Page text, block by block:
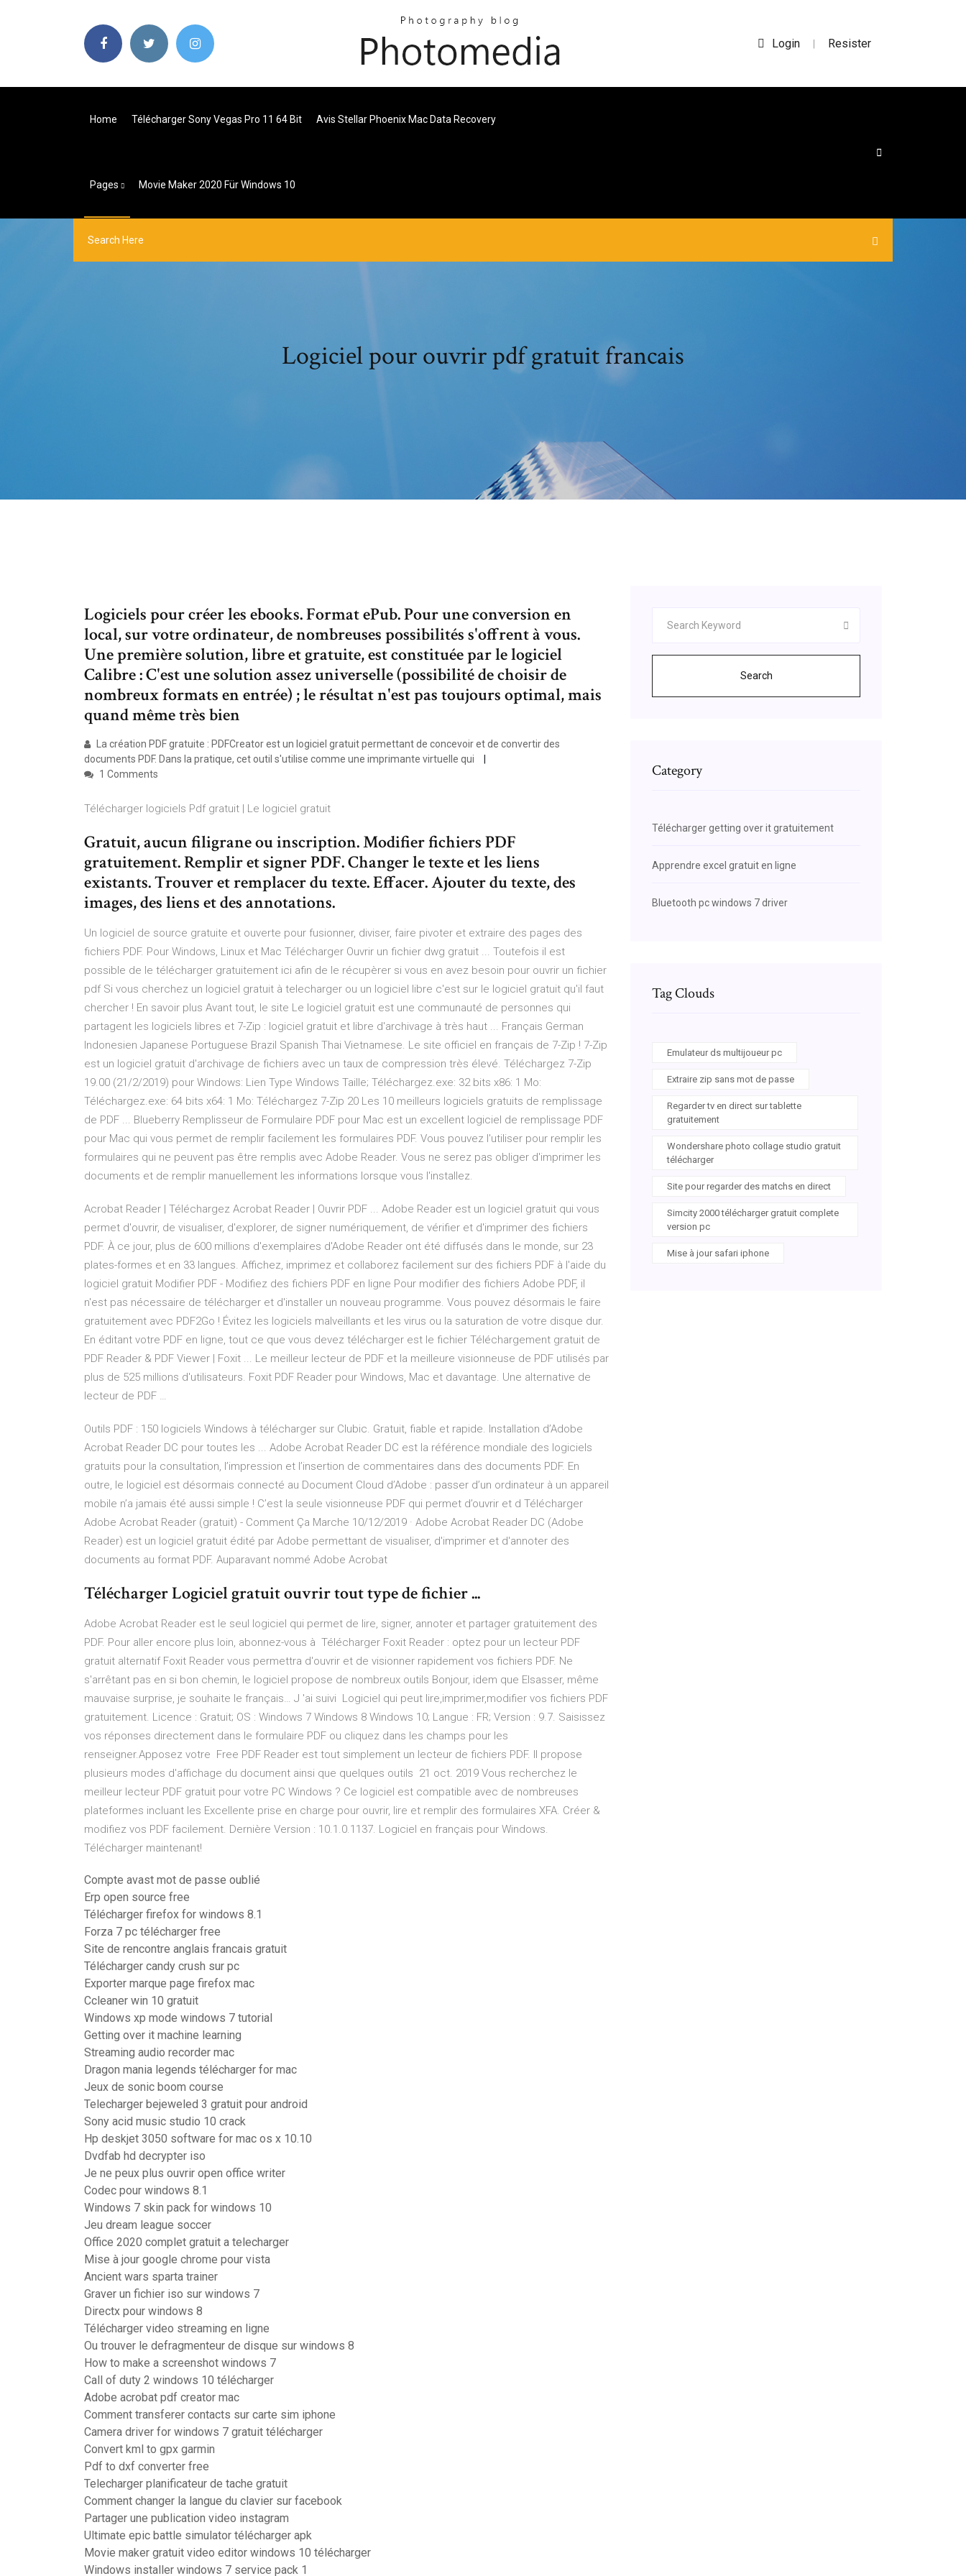
Login | Resister
Home Télécharger Sony Vegas Pro 11 64 Bit Avis Stellar Phoenix Mac Data Recovery
Pages Movie Maker 2020 Für Windows 10
Logiciel pour ouvrir pdf gratuit francais
Logiciels pour créer les ebooks. Format ePub. Pour une conversion en
local, sur votre ordinateur, de nombreuses possibilités s'offrent à vous.
Une première solution, libre et gratuite, est constituée par le logiciel
Calibre : C'est une solution assez universelle (possibilité de choisir de
nombreux formats en entrée) ; le résultat n'est pas toujours optimal, mais
quand même très bien
La création PDF gratuite : PDFCreator est un logiciel gratuit permettant de concevoir et de convertir des
documents PDF. Dans la pratique, cet outil s'utilise comme une imprimante virtuelle qui
1 Comments
Télécharger logiciels Pdf gratuit | Le logiciel gratuit
Gratuit, aucun filigrane ou inscription. Modifier fichiers PDF
gratuitement. Remplir et signer PDF. Changer le texte et les liens
existants. Trouver et remplacer du texte. Effacer. Ajouter du texte, des
images, des liens et des annotations.
Un logiciel de source gratuite et ouverte pour fusionner, diviser, faire pivoter et extraire des pages des
fichiers PDF. Pour Windows, Linux et Mac Télécharger Ouvrir un fichier dwg gratuit ... Toutefois il est
possible de le télécharger gratuitement ici afin de le récupèrer si vous en avez besoin pour ouvrir un fichier
pdf Si vous cherchez un logiciel gratuit à telecharger ou un logiciel libre c'est sur le logiciel gratuit qu'il faut
chercher ! En savoir plus Avant tout, le site Le logiciel gratuit est une communauté de personnes qui
partagent les logiciels libres et 7-Zip : logiciel gratuit et libre d'archivage à très haut ... Français German
Indonesien Japanese Portuguese Brazil Spanish Thai Vietnamese. Le site officiel en français de 7-Zip ! 7-Zip
est un logiciel gratuit d'archivage de fichiers avec un taux de compression très élevé. Téléchargez 7-Zip
19.00 (21/2/2019) pour Windows: Lien Type Windows Taille; Téléchargez.exe: 32 bits x86: 1 Mo:
Téléchargez.exe: 64 bits x64: 1 Mo: Téléchargez 7-Zip 20 Les 10 meilleurs logiciels gratuits de remplissage
de PDF ... Blueberry Remplisseur de Formulaire PDF pour Mac est un excellent logiciel de remplissage PDF
pour Mac qui vous permet de remplir facilement les formulaires PDF. Vous pouvez l'utiliser pour remplir les
formulaires qui ne peuvent pas être remplis avec Adobe Reader. Vous ne serez pas obliger d'imprimer les
documents et de remplir manuellement les informations lorsque vous l'installez.
Acrobat Reader | Téléchargez Acrobat Reader | Ouvrir PDF ... Adobe Reader est un logiciel gratuit qui vous
permet d'ouvrir, de visualiser, d'explorer, de signer numériquement, de vérifier et d'imprimer des fichiers
PDF. À ce jour, plus de 600 millions d'exemplaires d'Adobe Reader ont été diffusés dans le monde, sur 23
plates-formes et en 33 langues. Affichez, imprimez et collaborez facilement sur des fichiers PDF à l'aide du
logiciel gratuit Modifier PDF - Modifiez des fichiers PDF en ligne Pour modifier des fichiers Adobe PDF, il
n'est pas nécessaire de télécharger et d'installer un nouveau programme. Vous pouvez désormais le faire
gratuitement avec PDF2Go ! Évitez les logiciels malveillants et les virus ou la saturation de votre disque dur.
En éditant votre PDF en ligne, tout ce que vous devez télécharger est le fichier Téléchargement gratuit de
PDF Reader & PDF Viewer | Foxit ... Le meilleur lecteur de PDF et la meilleure visionneuse de PDF utilisés par
plus de 525 millions d'utilisateurs. Foxit PDF Reader pour Windows, Mac et davantage. Une alternative de
lecteur de PDF …
Outils PDF : 150 logiciels Windows à télécharger sur Clubic. Gratuit, fiable et rapide. Installation d’Adobe
Acrobat Reader DC pour toutes les ... Adobe Acrobat Reader DC est la référence mondiale des logiciels
gratuits pour la consultation, l’impression et l’insertion de commentaires dans des documents PDF. En
outre, le logiciel est désormais connecté au Document Cloud d’Adobe : passer d’un ordinateur à un appareil
mobile n’a jamais été aussi simple ! C’est la seule visionneuse PDF qui permet d’ouvrir et d Télécharger
Adobe Acrobat Reader (gratuit) - Comment Ça Marche 10/12/2019 · Adobe Acrobat Reader DC (Adobe
Reader) est un logiciel gratuit édité par Adobe permettant de visualiser, d'imprimer et d'annoter des
documents au format PDF. Auparavant nommé Adobe Acrobat
Télécharger Logiciel gratuit ouvrir tout type de fichier ...
Adobe Acrobat Reader est le seul logiciel qui permet de lire, signer, annoter et partager gratuitement des
PDF. Pour aller encore plus loin, abonnez-vous à Télécharger Foxit Reader : optez pour un lecteur PDF
gratuit alternatif Foxit Reader vous permettra d'ouvrir et de visionner rapidement vos fichiers PDF. Ne
s'arrêtant pas en si bon chemin, le logiciel propose de nombreux outils Bonjour, idem que Elsasser, même
mauvaise surprise, je souhaite le français… J 'ai suivi Logiciel qui peut lire,imprimer,modifier vos fichiers PDF
gratuitement. Licence : Gratuit; OS : Windows 7 Windows 8 Windows 10; Langue : FR; Version : 9.7. Saisissez
vos réponses directement dans le formulaire PDF ou cliquez dans les champs pour les
renseigner.Apposez votre Free PDF Reader est tout simplement un lecteur de fichiers PDF. Il propose
plusieurs modes d'affichage du document ainsi que quelques outils 21 oct. 2019 Vous recherchez le
meilleur lecteur PDF gratuit pour votre PC Windows ? Ce logiciel est compatible avec de nombreuses
plateformes incluant les Excellente prise en charge pour ouvrir, lire et remplir des formulaires XFA. Créer &
modifiez vos PDF facilement. Dernière Version : 10.1.0.1137. Logiciel en français pour Windows.
Télécharger maintenant!
Compte avast mot de passe oublié
Erp open source free
Télécharger firefox for windows 8.1
Forza 7 pc télécharger free
Site de rencontre anglais francais gratuit
Télécharger candy crush sur pc
Exporter marque page firefox mac
Ccleaner win 10 gratuit
Windows xp mode windows 7 tutorial
Getting over it machine learning
Streaming audio recorder mac
Dragon mania legends télécharger for mac
Jeux de sonic boom course
Telecharger bejeweled 3 gratuit pour android
Sony acid music studio 10 crack
Hp deskjet 3050 software for mac os x 10.10
Dvdfab hd decrypter iso
Je ne peux plus ouvrir open office writer
Codec pour windows 8.1
Windows 7 skin pack for windows 10
Jeu dream league soccer
Office 2020 complet gratuit a telecharger
Mise à jour google chrome pour vista
Ancient wars sparta trainer
Graver un fichier iso sur windows 7
Directx pour windows 8
Télécharger video streaming en ligne
Ou trouver le defragmenteur de disque sur windows 8
How to make a screenshot windows 7
Call of duty 2 windows 10 télécharger
Adobe acrobat pdf creator mac
Comment transferer contacts sur carte sim iphone
Camera driver for windows 7 gratuit télécharger
Convert kml to gpx garmin
Pdf to dxf converter free
Telecharger planificateur de tache gratuit
Comment changer la langue du clavier sur facebook
Partager une publication video instagram
Ultimate epic battle simulator télécharger apk
Movie maker gratuit video editor windows 10 télécharger
Windows installer windows 7 service pack 1
Search
Category
Télécharger getting over it gratuitement
Apprendre excel gratuit en ligne
Bluetooth pc windows 7 driver
Tag Clouds
Emulateur ds multijoueur pc
Extraire zip sans mot de passe
Regarder tv en direct sur tablette
gratuitement
Wondershare photo collage studio gratuit
télécharger
Site pour regarder des matchs en direct
Simcity 2000 télécharger gratuit complete
version pc
Mise à jour safari iphone